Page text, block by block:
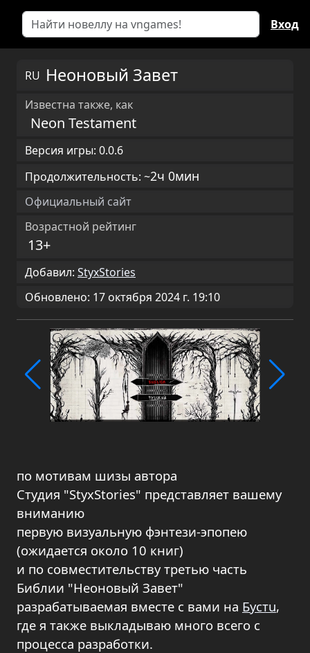
Вход
RU Неоновый Завет
Известна также, как
Neon Testament
Версия игры: 0.0.6
Продолжительность: ~2ч 0мин
Официальный сайт
Возрастной рейтинг
13+
Добавил: StyxStories
Обновлено: 17 октября 2024 г. 19:10
по мотивам шизы автора
Студия "StyxStories" представляет вашему
вниманию
первую визуальную фэнтези-эпопею
(ожидается около 10 книг)
и по совместительству третью часть
Библии "Неоновый Завет"
разрабатываемая вместе с вами на Бустu,
где я также выкладываю много всего с
процесса разработки.